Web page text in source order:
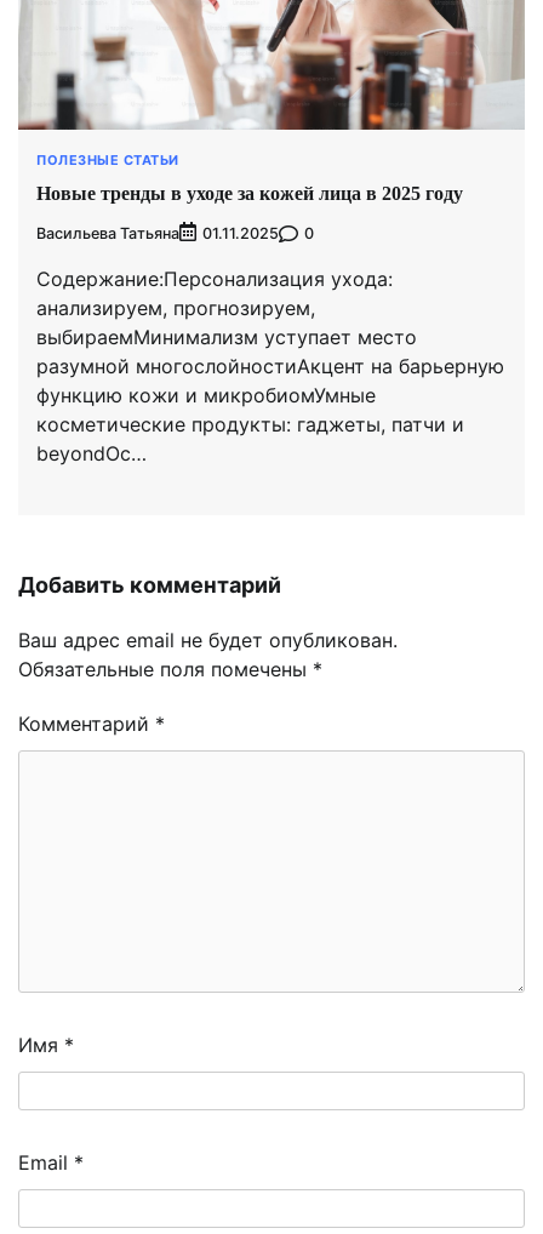
ПОЛЕЗНЫЕ СТАТЬИ
Новые тренды в уходе за кожей лица в 2025 году
Васильева Татьяна 01.11.2025 0
Содержание:Персонализация ухода:
анализируем, прогнозируем,
выбираемМинимализм уступает место
разумной многослойностиАкцент на барьерную
функцию кожи и микробиомУмные
косметические продукты: гаджеты, патчи и
beyondОс…
Добавить комментарий
Ваш адрес email не будет опубликован.
Обязательные поля помечены *
Комментарий *
Имя *
Email *